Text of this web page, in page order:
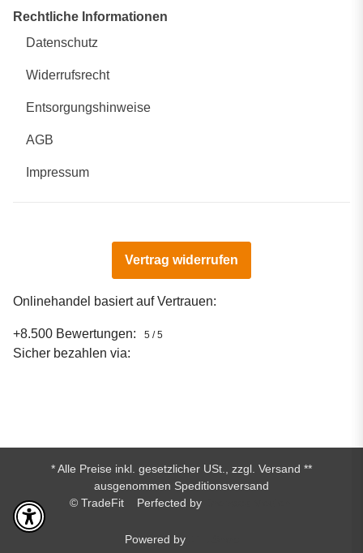
Rechtliche Informationen
Datenschutz
Widerrufsrecht
Entsorgungshinweise
AGB
Impressum
Vertrag widerrufen
Onlinehandel basiert auf Vertrauen:
+8.500 Bewertungen: 5 / 5
Sicher bezahlen via:
* Alle Preise inkl. gesetzlicher USt., zzgl. Versand **
ausgenommen Speditionsversand
© TradeFit
Perfected by
Powered by